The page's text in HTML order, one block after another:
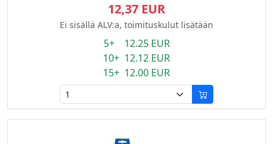
12,37 EUR
Ei sisällä ALV:a, toimituskulut lisätään
5+ 12.25 EUR
10+ 12.12 EUR
15+ 12.00 EUR